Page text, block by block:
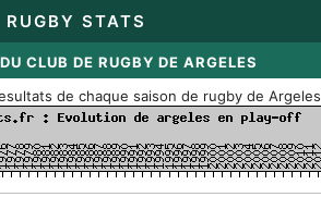
RUGBY STATS
CLUB DE RUGBY DE ARGELES
de chaque saison de rugby de Argeles